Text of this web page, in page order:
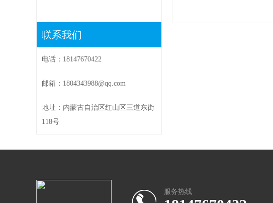
联系我们
电话：18147670422
邮箱：1804343988@qq.com
地址：内蒙古自治区红山区三道东街
118号
服务热线